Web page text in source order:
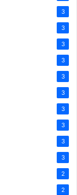
3
3
3
3
3
3
3
3
3
3
2
2